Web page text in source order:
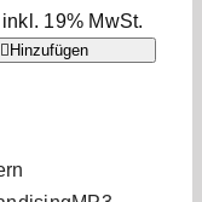
inkl. 19% MwSt.
Hinzufügen